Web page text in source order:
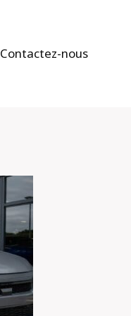
Contactez-nous